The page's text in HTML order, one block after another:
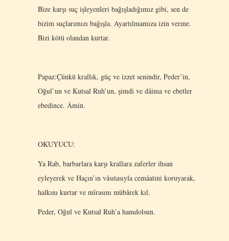
Bize karşı suç işleyenleri bağışladığımız gibi, sen de
bizim suçlarımızı bağışla. Ayartılmamıza izin verme.
Bizi kötü olandan kurtar.
Papaz:Çünkü krallık, güç ve izzet senindir, Peder’in,
Oğul’un ve Kutsal Ruh’un, şimdi ve dâima ve ebetler
ebedince. Âmin.
OKUYUCU:
Ya Rab, barbarlara karşı krallara zaferler ihsan
eyleyerek ve Haçın’ın vâsıtasıyla cemâatini koruyarak,
halkını kurtar ve mîrasını mübârek kıl.
Peder, Oğul ve Kutsal Ruh’a hamdolsun.